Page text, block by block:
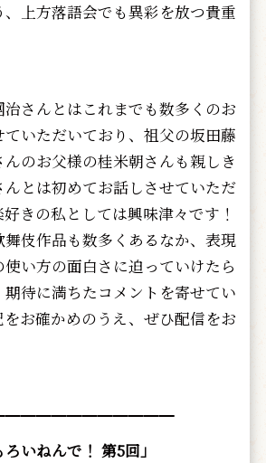
、上方落語会でも異彩を放つ貴重
さんとはこれまでも数多くのお
いただいており、祖父の坂田藤
のお父様の桂米朝さんも親しき
とは初めてお話しさせていただ
きの私としては興味津々です！
伎作品も数多くあるなか、表現
い方の面白さに迫っていけたら
期待に満ちたコメントを寄せてい
をお確かめのうえ、ぜひ配信をお
ろいねんで！ 第5回」